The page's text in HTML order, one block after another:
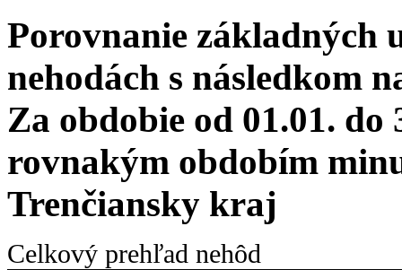
Porovnanie základných
nehodách s následkom
Za obdobie od 01.01. do
rovnakým obdobím
Trenčiansky kraj
Celkový prehľad nehôd